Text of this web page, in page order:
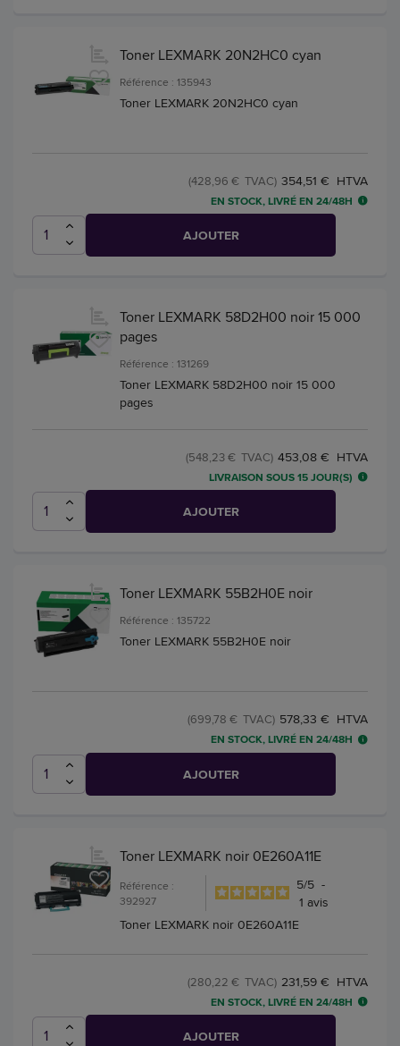
Toner LEXMARK 20N2HC0 cyan
Référence : 135943
Toner LEXMARK 20N2HC0 cyan
354,51 € HTVA
(428,96 € TVAC)
EN STOCK, LIVRÉ EN 24/48H
AJOUTER
Toner LEXMARK 58D2H00 noir 15 000
pages
Référence : 131269
Toner LEXMARK 58D2H00 noir 15 000
pages
453,08 € HTVA
(548,23 € TVAC)
LIVRAISON SOUS 15 JOUR(S)
AJOUTER
Toner LEXMARK 55B2H0E noir
Référence : 135722
Toner LEXMARK 55B2H0E noir
578,33 € HTVA
(699,78 € TVAC)
EN STOCK, LIVRÉ EN 24/48H
AJOUTER
Toner LEXMARK noir 0E260A11E
Référence :
392927
5/5 -
1 avis
Toner LEXMARK noir 0E260A11E
231,59 € HTVA
(280,22 € TVAC)
EN STOCK, LIVRÉ EN 24/48H
AJOUTER